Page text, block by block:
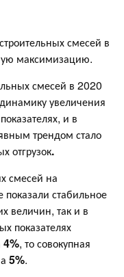
смесей в
максимизацию.
смесей в 2020
увеличения
и в
трендом стало
отгрузок.
смесей на
стабильное
величин, так и в
показателях
4%, то совокупная
5%.